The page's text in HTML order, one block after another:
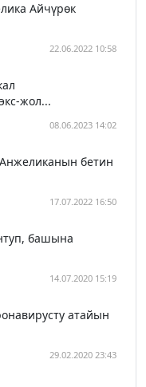
Айчүрөк
22.06.2022 10:58
жол...
08.06.2023 14:02
бетин
17.07.2022 16:50
башына
14.07.2020 15:19
атайын
29.02.2020 23:43